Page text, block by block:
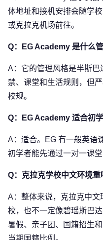
体地址和接机安排会随学
或克拉克机场前往。
Q：EG Academy 是什么管
A：它的管理风格是半斯巴
禁、课堂和生活规则，但
校规。
Q：EG Academy 适合初学
A：适合。EG 有一般英语
初学者能先通过一对一课堂
Q：克拉克学校中文环境重
A：整体来说，克拉克中
校，也不一定像碧瑶斯巴
暑假、亲子团、国籍招生
当期国籍比例。